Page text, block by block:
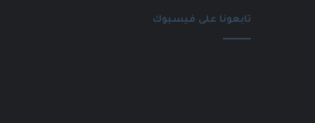
تابعونا على فيسبوك